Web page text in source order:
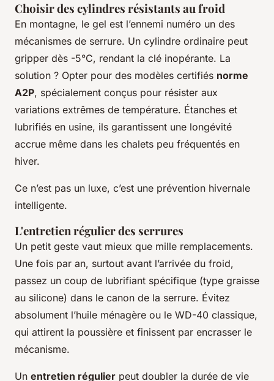
Choisir des cylindres résistants au froid
En montagne, le gel est l’ennemi numéro un des
mécanismes de serrure. Un cylindre ordinaire peut
gripper dès -5°C, rendant la clé inopérante. La
solution ? Opter pour des modèles certifiés norme
A2P, spécialement conçus pour résister aux
variations extrêmes de température. Étanches et
lubrifiés en usine, ils garantissent une longévité
accrue même dans les chalets peu fréquentés en
hiver.
Ce n’est pas un luxe, c’est une prévention hivernale
intelligente.
L'entretien régulier des serrures
Un petit geste vaut mieux que mille remplacements.
Une fois par an, surtout avant l’arrivée du froid,
passez un coup de lubrifiant spécifique (type graisse
au silicone) dans le canon de la serrure. Évitez
absolument l’huile ménagère ou le WD-40 classique,
qui attirent la poussière et finissent par encrasser le
mécanisme.
Un entretien régulier peut doubler la durée de vie